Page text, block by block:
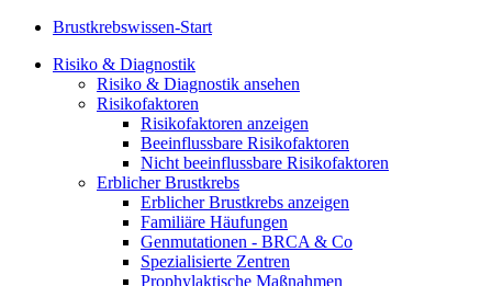
Brustkrebswissen-Start
Risiko & Diagnostik
Risiko & Diagnostik ansehen
Risikofaktoren
Risikofaktoren anzeigen
Beeinflussbare Risikofaktoren
Nicht beeinflussbare Risikofaktoren
Erblicher Brustkrebs
Erblicher Brustkrebs anzeigen
Familiäre Häufungen
Genmutationen - BRCA & Co
Spezialisierte Zentren
Prophylaktische Maßnahmen